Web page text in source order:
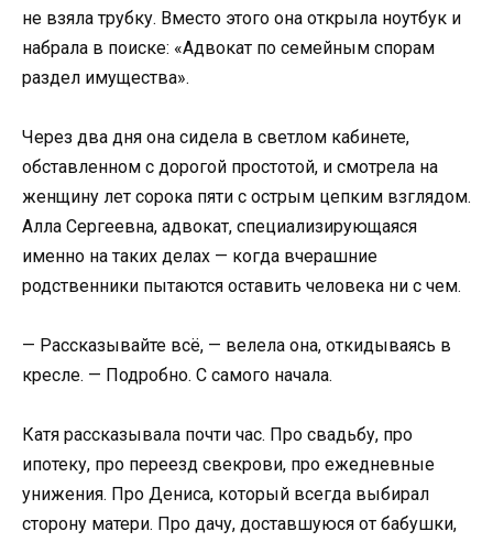
не взяла трубку. Вместо этого она открыла ноутбук и
набрала в поиске: «Адвокат по семейным спорам
раздел имущества».
Через два дня она сидела в светлом кабинете,
обставленном с дорогой простотой, и смотрела на
женщину лет сорока пяти с острым цепким взглядом.
Алла Сергеевна, адвокат, специализирующаяся
именно на таких делах — когда вчерашние
родственники пытаются оставить человека ни с чем.
— Рассказывайте всё, — велела она, откидываясь в
кресле. — Подробно. С самого начала.
Катя рассказывала почти час. Про свадьбу, про
ипотеку, про переезд свекрови, про ежедневные
унижения. Про Дениса, который всегда выбирал
сторону матери. Про дачу, доставшуюся от бабушки,